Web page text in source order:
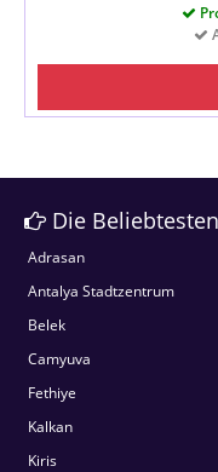
Die
Adrasan
Antalya Stadtzentrum
Belek
Camyuva
Fethiye
Kalkan
Kiris